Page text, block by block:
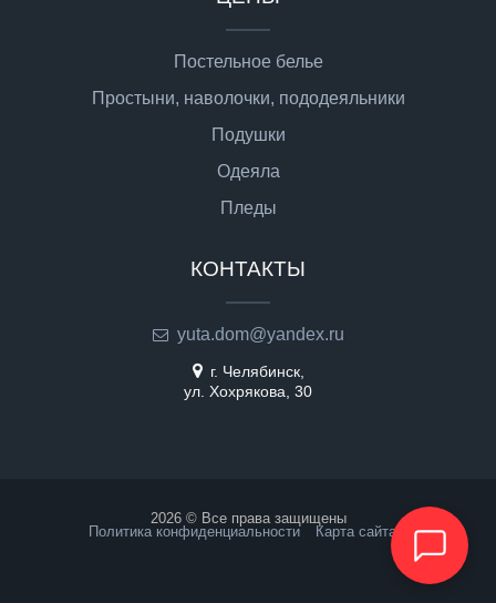
Постельное белье
Простыни, наволочки, пододеяльники
Подушки
Одеяла
Пледы
КОНТАКТЫ
yuta.dom@yandex.ru
г. Челябинск,
ул. Хохрякова, 30
2026 © Все права защищены
Политика конфиденциальности
Карта сайта